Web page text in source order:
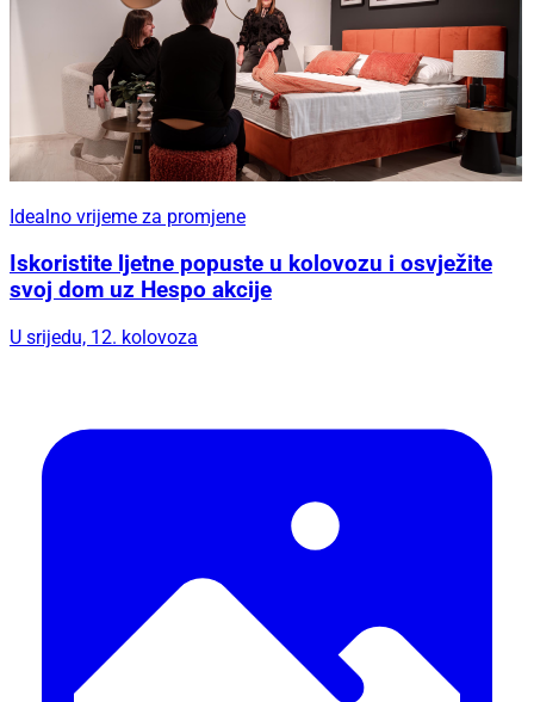
Idealno vrijeme za promjene
Iskoristite ljetne popuste u kolovozu i osvježite
svoj dom uz Hespo akcije
U srijedu, 12. kolovoza